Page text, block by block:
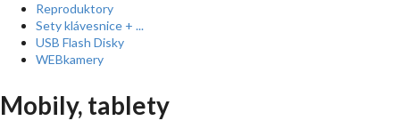
Reproduktory
Sety klávesnice + ...
USB Flash Disky
WEBkamery
Mobily, tablety